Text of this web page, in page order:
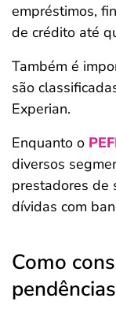
empréstimos,
de crédito até
Também é
são
Experian.
Enquanto o
diversos
prestadores de
dívidas com
Como